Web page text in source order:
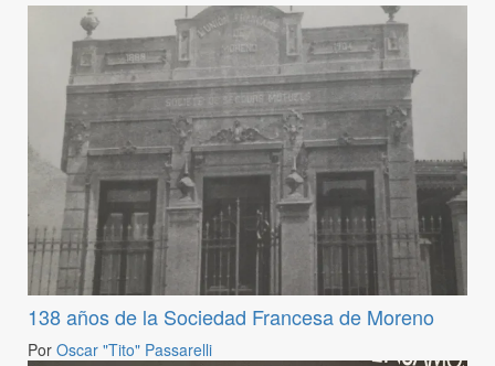
138 años de la Sociedad Francesa de Moreno
Por Oscar "Tito" Passarelli